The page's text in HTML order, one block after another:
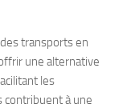
transports en
une alternative
les
contribuent à une